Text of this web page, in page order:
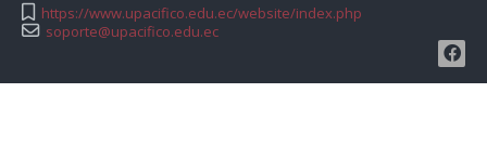
https://www.upacifico.edu.ec/website/index.php
soporte@upacifico.edu.ec